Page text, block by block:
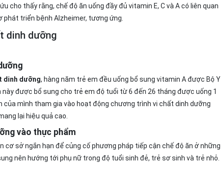
cho thấy rằng, chế độ ăn uống đầy đủ vitamin E, C và A có liên quan
phát triển bệnh Alzheimer, tương ứng.
dinh dưỡng
dinh dưỡng, hàng năm trẻ em đều uống bổ sung vitamin A được Bộ Y
được bổ sung cho trẻ em độ tuổi từ 6 đến 26 tháng được uống 1
của mình tham gia vào hoạt động chương trình vi chất dinh dưỡng
lại hiệu quả cao.
vào thực phẩm
cơ sở ngắn hạn để củng cố phương pháp tiếp cận chế độ ăn ở những
nên hướng tới phụ nữ trong độ tuổi sinh đẻ, trẻ sơ sinh và trẻ nhỏ.